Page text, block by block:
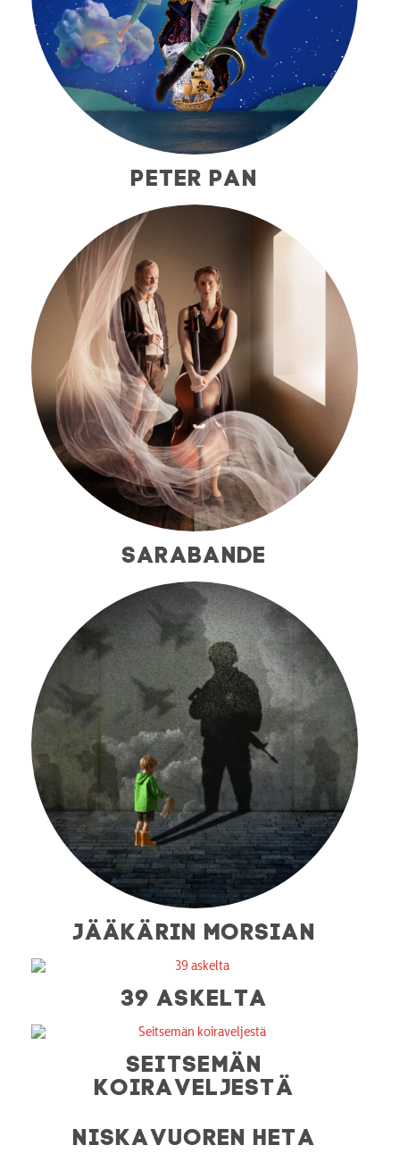
PETER PAN
SARABANDE
JÄÄKÄRIN MORSIAN
39 ASKELTA
SEITSEMÄN
KOIRAVELJESTÄ
NISKAVUOREN HETA